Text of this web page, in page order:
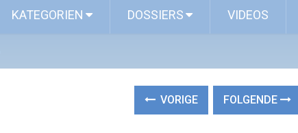
KATEGORIEN DOSSIERS VIDEOS
VORIGE FOLGENDE